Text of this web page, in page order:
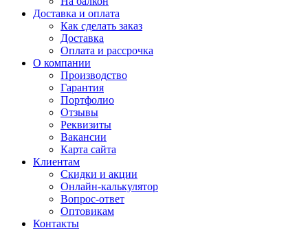
Доставка и оплата
Как сделать заказ
Доставка
Оплата и рассрочка
О компании
Производство
Гарантия
Портфолио
Отзывы
Реквизиты
Вакансии
Карта сайта
Клиентам
Скидки и акции
Онлайн-калькулятор
Вопрос-ответ
Оптовикам
Контакты